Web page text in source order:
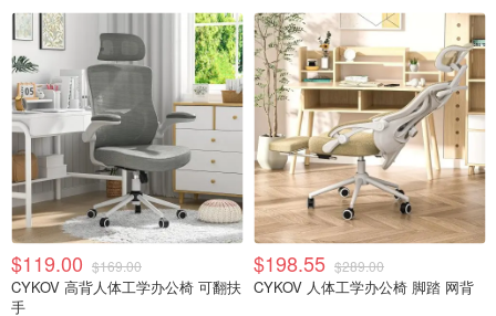
$119.00 $169.00
CYKOV 高背人体工学办公椅 可翻扶
手
$198.55 $289.00
CYKOV 人体工学办公椅 脚踏 网背